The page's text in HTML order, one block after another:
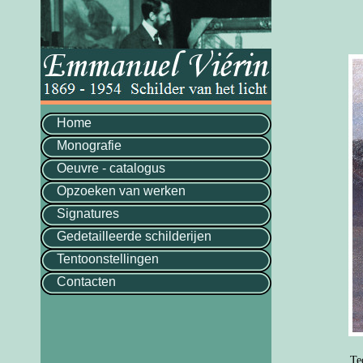
Home
Monografie
Oeuvre - catalogus
Opzoeken van werken
Signatures
Gedetailleerde schilderijen
Tentoonstellingen
Contacten